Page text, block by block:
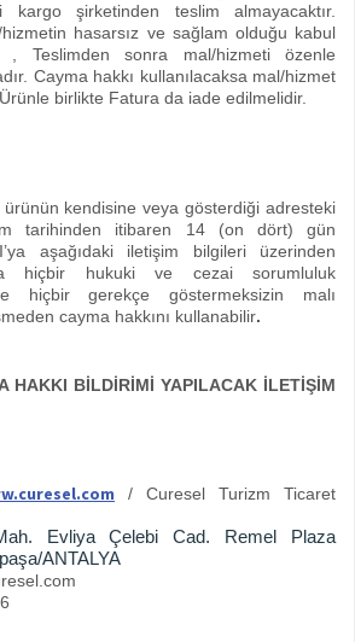
kargo şirketinden teslim almayacaktır.
hizmetin hasarsız ve sağlam olduğu kabul
, Teslimden sonra mal/hizmeti özenle
Cayma hakkı kullanılacaksa mal/hizmet
Ürünle birlikte Fatura da iade edilmelidir.
ürünün kendisine veya gösterdiği adresteki
tarihinden itibaren 14 (on dört) gün
aşağıdaki iletişim bilgileri üzerinden
hiçbir hukuki ve cezai sorumluluk
hiçbir gerekçe göstermeksizin malı
cayma hakkını kullanabilir.
HAKKI BİLDİRİMİ YAPILACAK İLETİŞİM
/ Curesel Turizm Ticaret
Evliya Çelebi Cad. Remel Plaza
ANTALYA